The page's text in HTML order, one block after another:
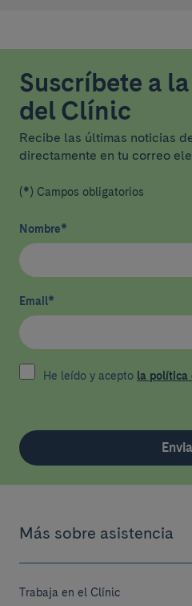
Suscríbete a
del Clínic
Recibe las últimas noticias
directamente en tu correo
(*) Campos obligatorios
Nombre*
Email*
He leído y acepto la política
Más sobre asistencia
Trabaja en el Clínic